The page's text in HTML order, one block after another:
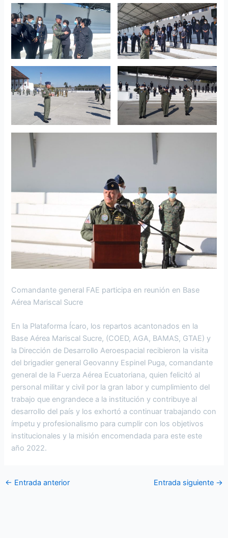
Comandante general FAE participa en reunión en Base
Aérea Mariscal Sucre
En la Plataforma Ícaro, los repartos acantonados en la
Base Aérea Mariscal Sucre, (COED, AGA, BAMAS, GTAE) y
la Dirección de Desarrollo Aeroespacial recibieron la visita
del brigadier general Geovanny Espinel Puga, comandante
general de la Fuerza Aérea Ecuatoriana, quien felicitó al
personal militar y civil por la gran labor y cumplimiento del
trabajo que engrandece a la institución y contribuye al
desarrollo del país y los exhortó a continuar trabajando con
ímpetu y profesionalismo para cumplir con los objetivos
institucionales y la misión encomendada para este este
año 2022.
← Entrada anterior Entrada siguiente →